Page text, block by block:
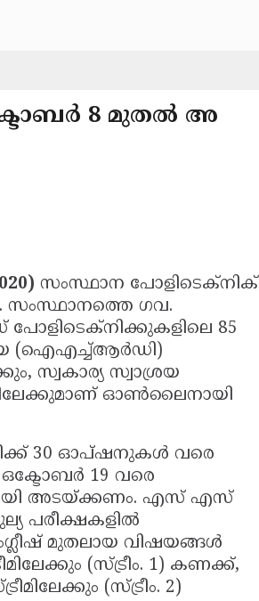
8 മുതല്‍ അ
സംസ്ഥാന പോളിടെക്നിക്
സംസ്ഥാനത്തെ ഗവ.
85
(ഐഎച്ച്ആര്‍ഡി)
സ്വകാര്യ സ്വാശ്രയ
ഓണ്‍ലൈനായി
30 ഓപ്ഷനുകള്‍ വരെ
19 വരെ
അടയ്ക്കണം. എസ് എസ്
പരീക്ഷകളില്‍
മുതലായ വിഷയങ്ങള്‍
(സ്ട്രീം. 1) കണക്ക്,
(സ്ട്രീം. 2)